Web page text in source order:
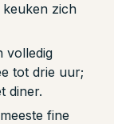
keuken zich
volledig
tot drie uur;
diner.
fine